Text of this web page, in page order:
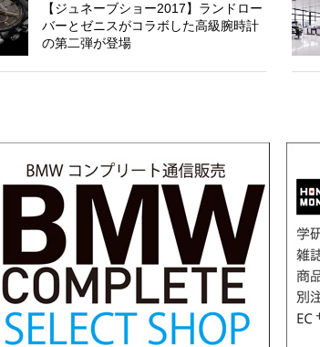
【ジュネーブショー2017】ランドロー
バーとゼニスがコラボした高級腕時計
の第二弾が登場